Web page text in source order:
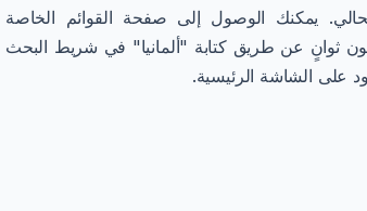
يمكنك الوصول إلى صفحة القوائم الخاصة
ثوانٍ عن طريق كتابة "ألمانيا" في شريط البحث
على الشاشة الرئيسية.